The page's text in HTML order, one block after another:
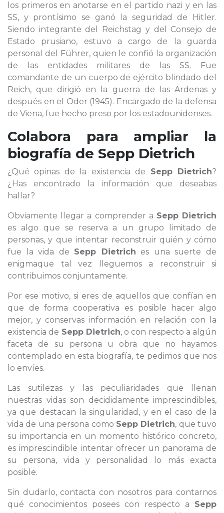
los primeros en anotarse en el partido nazi y en las
SS, y prontísimo se ganó la seguridad de Hitler.
Siendo integrante del Reichstag y del Consejo de
Estado prusiano, estuvo a cargo de la guarda
personal del Führer, quien le confió la organización
de las entidades militares de las SS. Fue
comandante de un cuerpo de ejército blindado del
Reich, que dirigió en la guerra de las Ardenas y
después en el Oder (1945). Encargado de la defensa
de Viena, fue hecho preso por los estadounidenses.
Colabora para ampliar la
biografía de Sepp Dietrich
¿Qué opinas de la existencia de Sepp Dietrich?
¿Has encontrado la información que deseabas
hallar?
Obviamente llegar a comprender a Sepp Dietrich
es algo que se reserva a un grupo limitado de
personas, y que intentar reconstruir quién y cómo
fue la vida de Sepp Dietrich es una suerte de
enigmaque tal vez lleguemos a reconstruir si
contribuimos conjuntamente.
Por ese motivo, si eres de aquellos que confían en
que de forma cooperativa es posible hacer algo
mejor, y conservas información en relación con la
existencia de Sepp Dietrich, o con respecto a algún
faceta de su persona u obra que no hayamos
contemplado en esta biografía, te pedimos que nos
lo envíes.
Las sutilezas y las peculiaridades que llenan
nuestras vidas son decididamente imprescindibles,
ya que destacan la singularidad, y en el caso de la
vida de una persona como Sepp Dietrich, que tuvo
su importancia en un momento histórico concreto,
es imprescindible intentar ofrecer un panorama de
su persona, vida y personalidad lo más exacta
posible.
Sin dudarlo, contacta con nosotros para contarnos
qué conocimientos posees con respecto a Sepp